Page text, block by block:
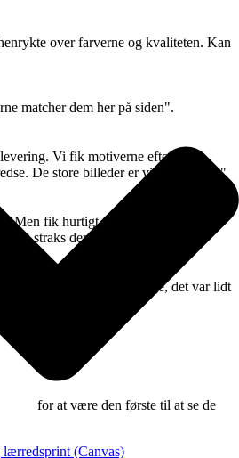
over farverne og kvaliteten. Kan
matcher dem her på siden".
Vi fik motiverne efter 3
De store billeder er virkelig flotte."
Men fik hurtigt talt med kundeservice
mig straks den rigtige".
kom dog først efter 7 dage, det var lidt
for at være den første til at se de